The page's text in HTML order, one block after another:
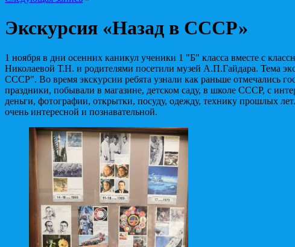
Экскурсия «Назад в СССР»
1 ноября в дни осенних каникул ученики 1 "Б" класса вместе с
Николаевой Т.Н. и родителями посетили музей А.П.Гайдара. Тема
СССР". Во время экскурсии ребята узнали как раньше отмечались
праздники, побывали в магазине, детском саду, в школе СССР, с
деньги, фотографии, открытки, посуду, одежду, технику прошлых
очень интересной и познавательной.